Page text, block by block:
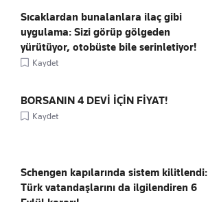
Sıcaklardan bunalanlara ilaç gibi
uygulama: Sizi görüp gölgeden
yürütüyor, otobüste bile serinletiyor!
Kaydet
BORSANIN 4 DEVİ İÇİN FİYAT!
Kaydet
Schengen kapılarında sistem kilitlendi:
Türk vatandaşlarını da ilgilendiren 6